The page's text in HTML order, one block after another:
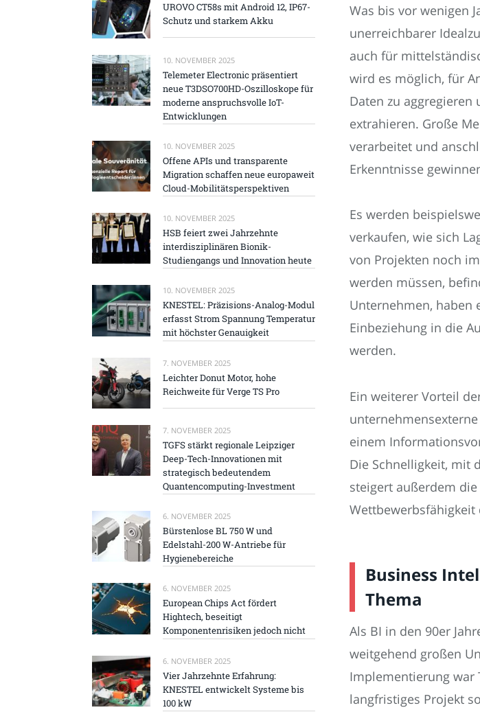
Was bis vor wenigen
unerreichbarer
auch für
wird es möglich, für
Daten zu
extrahieren. Große
verarbeitet und
Erkenntnisse
Es werden
verkaufen, wie sich
von Projekten noch
werden müssen,
Unternehmen, haben
Einbeziehung in die
werden.
Ein weiterer Vorteil
einem
Die Schnelligkeit, mit
steigert außerdem
Wettbewerbsfähigkeit
Business
Thema
Als BI in den 90er
weitgehend großen
Implementierung war
langfristiges Projekt
UROVO CT58s mit Android 12, IP67-
Schutz und starkem Akku
10. NOVEMBER 2025
Telemeter Electronic präsentiert
neue T3DSO700HD-Oszilloskope für
moderne anspruchsvolle IoT-
Entwicklungen
10. NOVEMBER 2025
Offene APIs und transparente
Migration schaffen neue europaweit
Cloud-Mobilitätsperspektiven
10. NOVEMBER 2025
HSB feiert zwei Jahrzehnte
interdisziplinären Bionik-
Studiengangs und Innovation heute
10. NOVEMBER 2025
KNESTEL: Präzisions-Analog-Modul
erfasst Strom Spannung Temperatur
mit höchster Genauigkeit
7. NOVEMBER 2025
Leichter Donut Motor, hohe
Reichweite für Verge TS Pro
7. NOVEMBER 2025
TGFS stärkt regionale Leipziger
Deep-Tech-Innovationen mit
strategisch bedeutendem
Quantencomputing-Investment
6. NOVEMBER 2025
Bürstenlose BL 750 W und
Edelstahl-200 W-Antriebe für
Hygienebereiche
6. NOVEMBER 2025
European Chips Act fördert
Hightech, beseitigt
Komponentenrisiken jedoch nicht
6. NOVEMBER 2025
Vier Jahrzehnte Erfahrung:
KNESTEL entwickelt Systeme bis
100 kW